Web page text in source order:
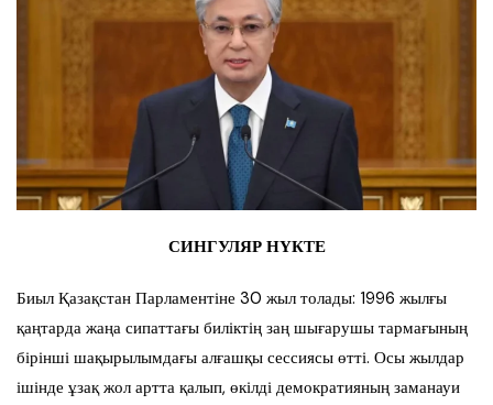
СИНГУЛЯР НҮКТЕ
Биыл Қазақстан Парламентіне 30 жыл толады: 1996 жылғы
қаңтарда жаңа сипаттағы биліктің заң шығарушы тармағының
бірінші шақырылымдағы алғашқы сессиясы өтті. Осы жылдар
ішінде ұзақ жол артта қалып, өкілді демократияның заманауи